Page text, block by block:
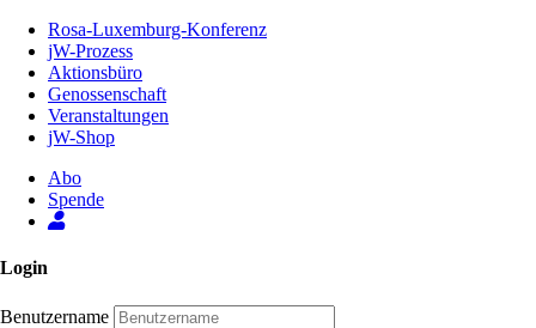
Inhalt
Seite
Rosa-Luxemburg-Konferenz
jW-Prozess
Aktionsbüro
Genossenschaft
Veranstaltungen
jW-Shop
Abo
Spende
Login
Benutzername